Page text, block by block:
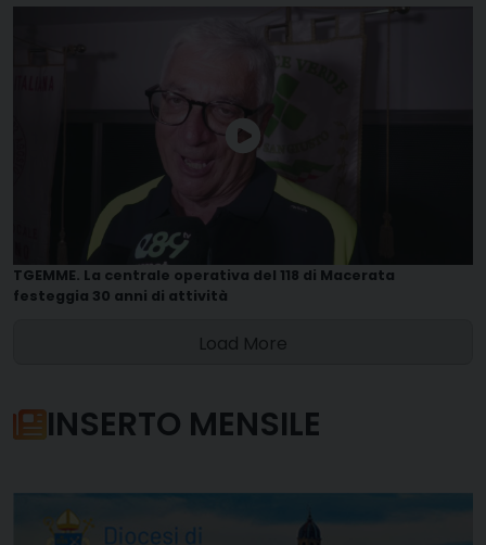
TGEMME. La centrale operativa del 118 di Macerata
festeggia 30 anni di attività
Load More
INSERTO MENSILE